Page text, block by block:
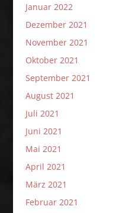
Januar 2022
Dezember 2021
November 2021
Oktober 2021
September 2021
August 2021
Juli 2021
Juni 2021
Mai 2021
April 2021
März 2021
Februar 2021